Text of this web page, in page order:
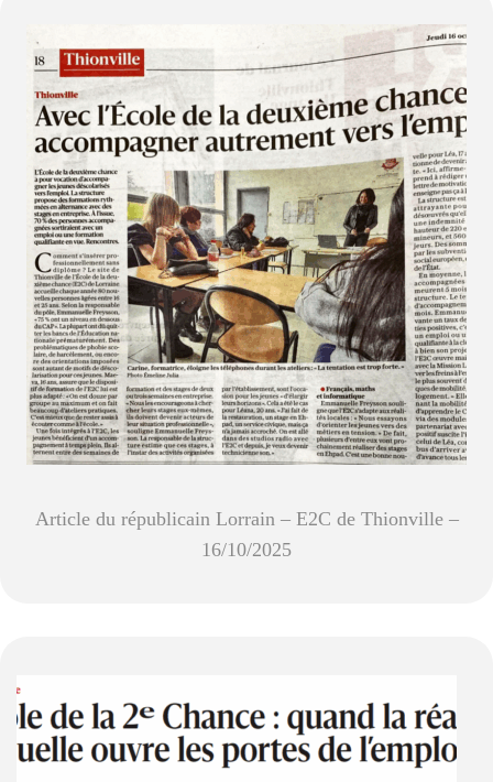
Article du républicain Lorrain – E2C de Thionville –
16/10/2025